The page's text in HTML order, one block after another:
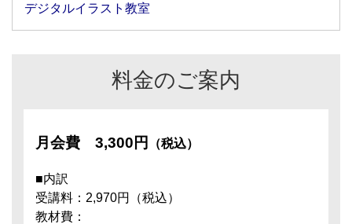
デジタルイラスト教室
料金のご案内
月会費 3,300円 （税込）
■内訳
受講料：2,970円（税込）
教材費：